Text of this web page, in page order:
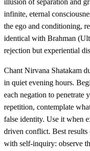
illusion of separation and
infinite, eternal
the ego and conditioning,
identical with Brahman
rejection but experiential
Chant Nirvana Shatakam
in quiet evening hours.
each negation to penetrate
repetition, contemplate
false identity. Use it when
driven conflict. Best results
with self-inquiry: observe